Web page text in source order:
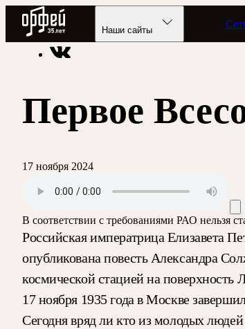
Радио Орфей
Наши сайты
Радио классической музыки «Орфей»
Первое
17 ноября 2024
В соответствии с требованиями РАО нельзя
Российская императрица Елизавета
опубликована повесть Александра
космической стацией на
17 ноября 1935 года в Москве
Сегодня вряд ли кто из молодых